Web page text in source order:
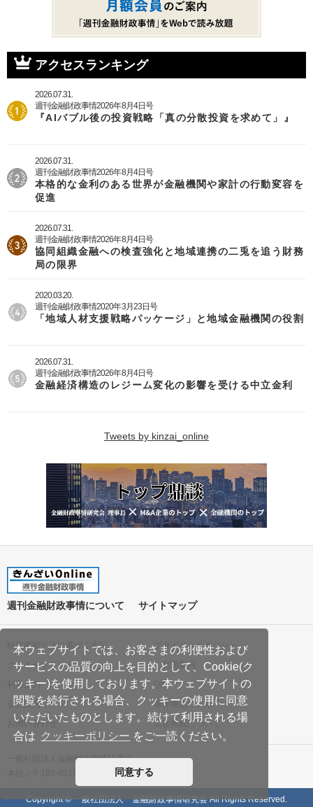
本ウェブサイトでは、お客さまの利便性および
サービスの品質の向上を目的として、Cookie(ク
ッキー)を使用しております。本ウェブサイトの
閲覧を続行される場合、クッキーの使用に同意
いただいたものとします。続けて利用される場
合は クッキーポリシー をご一読ください。
同意する
アクセスランキング
2026.07.31.
週刊金融財政事情2026年8月4日号
『AIバブル後の投資戦略「真の分散投資を求めて」』
2026.07.31.
週刊金融財政事情2026年8月4日号
本格的な金利のある世界が金融機関や家計の行動変容を
促進
2026.07.31.
週刊金融財政事情2026年8月4日号
協同組織金融への検査強化と地域連携の二兎を追う財務
局の限界
2020.03.20.
週刊金融財政事情2020年3月23日号
「地域人材支援戦略パッケージ」と地域金融機関の役割
2026.07.31.
週刊金融財政事情2026年8月4日号
金融経済構造のレジーム変化の影響を受ける中立金利
Tweets by kinzai_online
週刊金融財政事情について サイトマップ
特定商取引法に基づく表記
プライバシーポリシー
クッキーポリシー
ご利用案内
利用規約
Q&A
会社案内
著作権について
お問い合わせ
広告掲載について
一般社団法人金融財政事情研究会
本社／〒160-8519 東京都新宿区南元町19
Copyright © 一般社団法人 金融財政事情研究会 All Rights Reserved.